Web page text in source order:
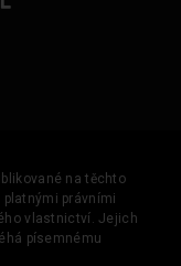
na těchto
právními
vlastnictví. Jejich
písemnému